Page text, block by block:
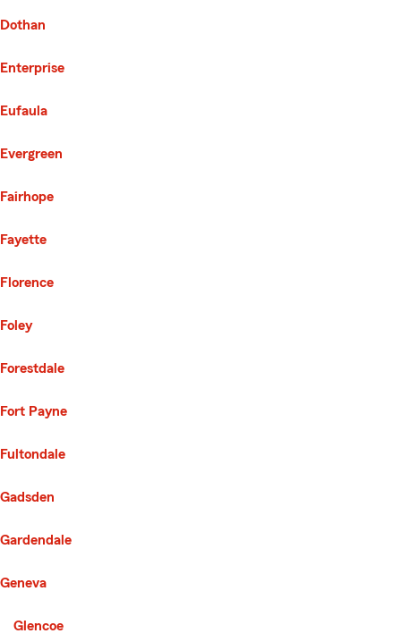
Dothan
Enterprise
Eufaula
Evergreen
Fairhope
Fayette
Florence
Foley
Forestdale
Fort Payne
Fultondale
Gadsden
Gardendale
Geneva
Glencoe